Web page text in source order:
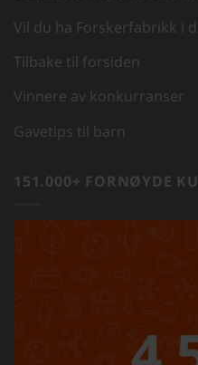
Vil du ha Forskerfabrikk i
Tilbake til forsiden
Vinnere av konkurranser
Gavetips til barn
151.000+ FORNØYDE